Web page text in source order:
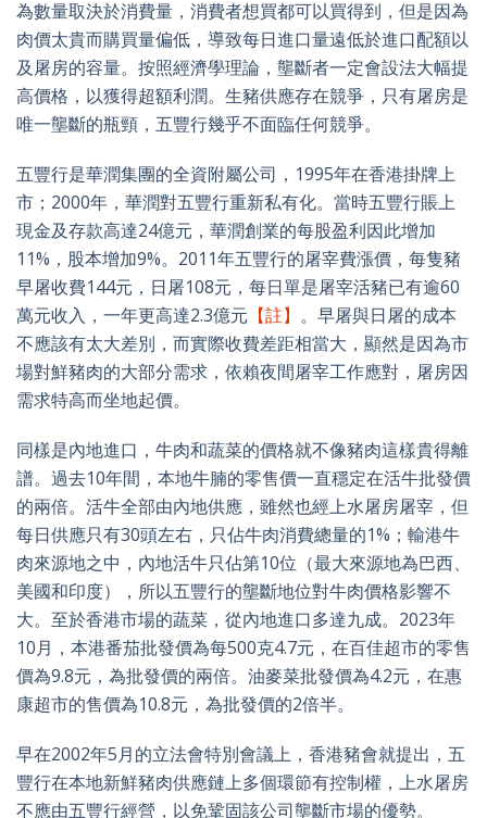
為數量取決於消費量，消費者想買都可以買得到，但是因為
肉價太貴而購買量偏低，導致每日進口量遠低於進口配額以
及屠房的容量。按照經濟學理論，壟斷者一定會設法大幅提
高價格，以獲得超額利潤。生豬供應存在競爭，只有屠房是
唯一壟斷的瓶頸，五豐行幾乎不面臨任何競爭。
五豐行是華潤集團的全資附屬公司，1995年在香港掛牌上
市；2000年，華潤對五豐行重新私有化。當時五豐行賬上
現金及存款高達24億元，華潤創業的每股盈利因此增加
11%，股本增加9%。2011年五豐行的屠宰費漲價，每隻豬
早屠收費144元，日屠108元，每日單是屠宰活豬已有逾60
萬元收入，一年更高達2.3億元 【註】 。早屠與日屠的成本
不應該有太大差別，而實際收費差距相當大，顯然是因為市
場對鮮豬肉的大部分需求，依賴夜間屠宰工作應對，屠房因
需求特高而坐地起價。
同樣是內地進口，牛肉和蔬菜的價格就不像豬肉這樣貴得離
譜。過去10年間，本地牛腩的零售價一直穩定在活牛批發價
的兩倍。活牛全部由內地供應，雖然也經上水屠房屠宰，但
每日供應只有30頭左右，只佔牛肉消費總量的1%；輸港牛
肉來源地之中，內地活牛只佔第10位（最大來源地為巴西、
美國和印度），所以五豐行的壟斷地位對牛肉價格影響不
大。至於香港市場的蔬菜，從內地進口多達九成。2023年
10月，本港番茄批發價為每500克4.7元，在百佳超市的零售
價為9.8元，為批發價的兩倍。油麥菜批發價為4.2元，在惠
康超市的售價為10.8元，為批發價的2倍半。
早在2002年5月的立法會特別會議上，香港豬會就提出，五
豐行在本地新鮮豬肉供應鏈上多個環節有控制權，上水屠房
不應由五豐行經營，以免鞏固該公司壟斷市場的優勢。